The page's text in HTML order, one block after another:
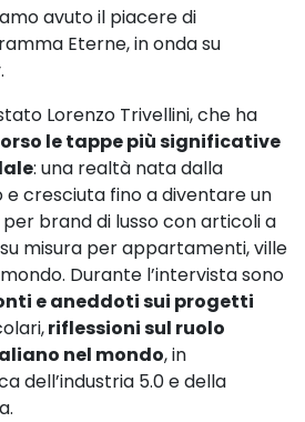
avuto il piacere di
Eterne, in onda su
Lorenzo Trivellini, che ha
le tappe più significative
: una realtà nata dalla
e cresciuta fino a diventare un
brand di lusso con articoli a
misura per appartamenti, ville
Durante l’intervista sono
e aneddoti sui progetti
riflessioni sul ruolo
nel mondo, in
dell’industria 5.0 e della